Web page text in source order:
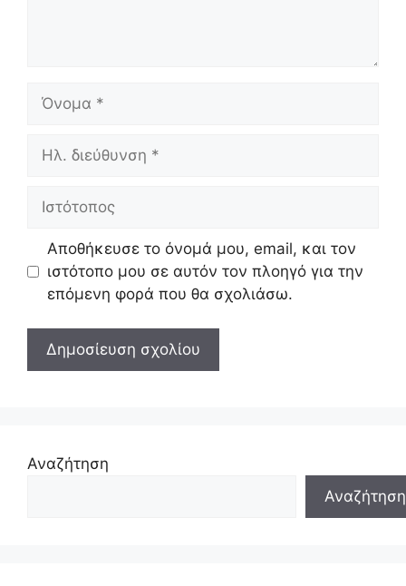
διεύθυνση
Αποθήκευσε το όνομά μου, email, και τον
ιστότοπο μου σε αυτόν τον πλοηγό για την
επόμενη φορά που θα σχολιάσω.
Αναζήτηση
Αναζήτηση